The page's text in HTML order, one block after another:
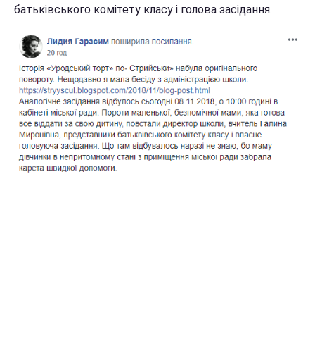
батьківського комітету класу і голова засідання.